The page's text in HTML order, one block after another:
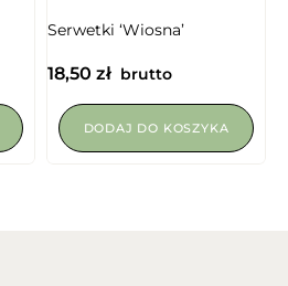
Serwetki ‘Wiosna’
18,50 zł brutto
DODAJ DO KOSZYKA